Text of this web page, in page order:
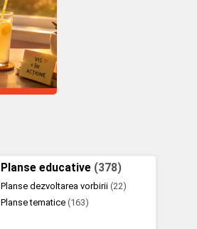
Planse educative (378)
Planse dezvoltarea vorbirii(22)
Planse tematice(163)